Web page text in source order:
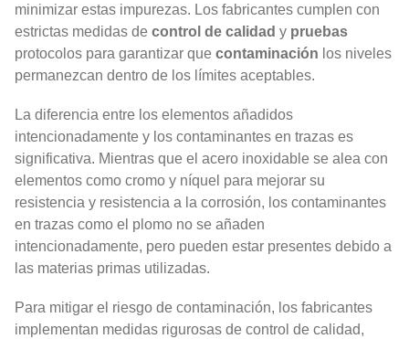
minimizar estas impurezas. Los fabricantes cumplen con
estrictas medidas de control de calidad y pruebas
protocolos para garantizar que contaminación los niveles
permanezcan dentro de los límites aceptables.
La diferencia entre los elementos añadidos
intencionadamente y los contaminantes en trazas es
significativa. Mientras que el acero inoxidable se alea con
elementos como cromo y níquel para mejorar su
resistencia y resistencia a la corrosión, los contaminantes
en trazas como el plomo no se añaden
intencionadamente, pero pueden estar presentes debido a
las materias primas utilizadas.
Para mitigar el riesgo de contaminación, los fabricantes
implementan medidas rigurosas de control de calidad,